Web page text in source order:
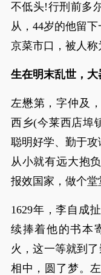
不低头!行刑前多
从，44岁的他留
京菜市口，被人称
生在明末乱世，大
左懋第，字仲及
西乡(今莱西店埠
聪明好学、勤于攻
从小就有远大抱
报效国家，做个堂
1629年，李自成
续捧着他的书本
火，这一等就到
相中，圆了梦。